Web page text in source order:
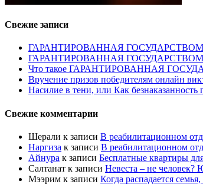
Свежие записи
ГАРАНТИРОВАННАЯ ГОСУДАРСТВОМ
ГАРАНТИРОВАННАЯ
Что такое ГАРАНТИРОВАННАЯ
Вручение призов победителям онлайн
Насилие в тени, или Как безнаказанность
Свежие комментарии
Шерали к записи В реабилитационном
Наргиза к записи В реабилитационном
Айнура к записи Бесплатные квартиры
Салтанат к записи Невеста – не человек?
Мээрим к записи Когда распадается